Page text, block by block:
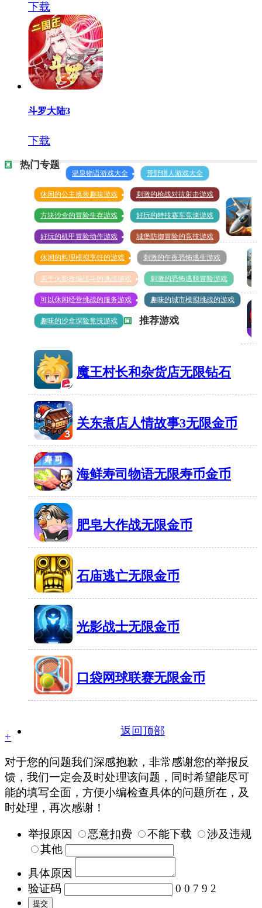
下载
斗罗大陆3
下载
热门专题
温泉物语游戏大全 荒野猎人游戏大全
休闲的公主换装趣味游戏 刺激的枪战对抗射击游戏
方块沙盒的冒险生存游戏 好玩的特技赛车竞速游戏
好玩的机甲冒险动作游戏 城堡防御冒险的竞技游戏
休闲的料理模拟烹饪的游戏 刺激的午夜恐怖逃生游戏
关于火影改编战斗的挑战游戏 刺激的恐怖逃脱冒险游戏
可以休闲经营挑战的服务游戏 趣味的城市模拟挑战的游戏
趣味的沙盒探险竞技游戏 推荐游戏
空战
争锋
无限
钻石
315MB
真
实
手
限
搏
魔王村长和杂货店无限钻石
60MB 有1364人在玩
关东煮店人情故事3无限金币
70MB
海鲜寿司物语无限寿币金币
37MB
肥皂大作战无限金币
58MB
石庙逃亡无限金币
42MB 有1114人在玩
光影战士无限金币
49MB 有1701人在玩
口袋网球联赛无限金币
返回顶部
+
对于您的问题我们深感抱歉，非常感谢您的举报反
馈，我们一定会及时处理该问题，同时希望能尽可
能的填写全面，方便小编检查具体的问题所在，及
时处理，再次感谢！
举报原因 恶意扣费 不能下载
涉及违规
其他
具体原因
验证码
0 0 7 9 2